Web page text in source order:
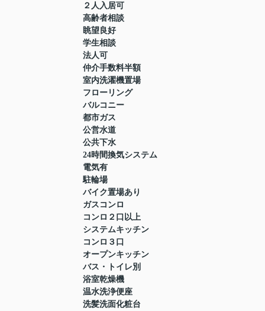
２人入居可
高齢者相談
眺望良好
学生相談
法人可
仲介手数料半額
室内洗濯機置場
フローリング
バルコニー
都市ガス
公営水道
公共下水
24時間換気システム
電気有
駐輪場
バイク置場あり
ガスコンロ
コンロ２口以上
システムキッチン
コンロ３口
オープンキッチン
バス・トイレ別
浴室乾燥機
温水洗浄便座
洗髪洗面化粧台